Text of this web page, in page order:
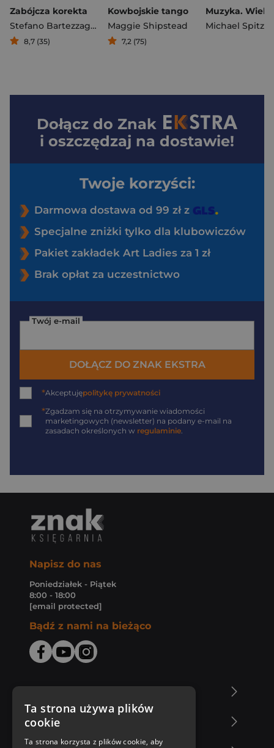
Zabójcza korekta
Stefano Bartezzaghi
Pier Mauro Tamburini
8,7 (35)
Kowbojskie tango
Maggie Shipstead
7,2 (75)
Michael Spitzer
Dołącz do Znak
i oszczędzaj na dostawie!
Twoje korzyści:
Darmowa dostawa od 99 zł z
Specjalne zniżki tylko dla klubowiczów
Pakiet zakładek Art Ladies za 1 zł
Brak opłat za uczestnictwo
Twój e-mail
DOŁĄCZ DO ZNAK EKSTRA
*Akceptujępolitykę prywatności
*Zgadzam się na otrzymywanie wiadomości
marketingowych (newsletter) na podany e-mail na
zasadach określonych w regulaminie.
Napisz do nas
Poniedziałek - Piątek
8:00 - 18:00
[email protected]
Bądź z nami na bieżąco
Zakupy u nas
Ta strona używa plików
cookie
Ta strona korzysta z plików cookie, aby